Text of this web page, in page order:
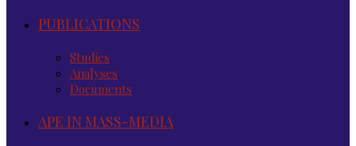
PUBLICATIONS
Studies
Analyses
Documents
APE IN MASS-MEDIA